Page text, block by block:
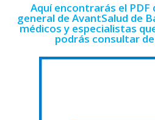
Aquí encontrarás el PDF
general de AvantSalud de
médicos y especialistas
podrás consultar